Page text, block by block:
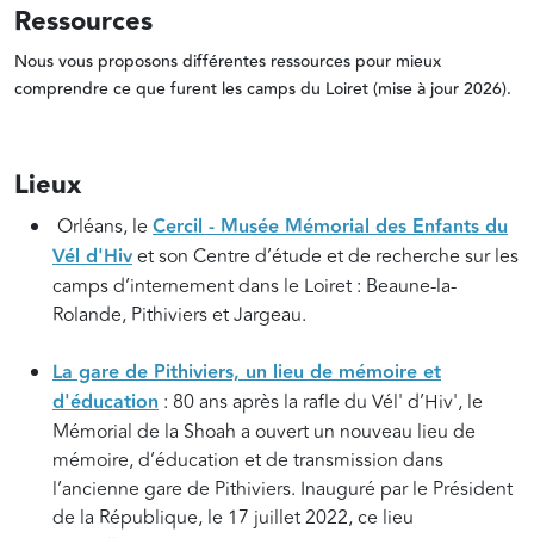
Ressources
Nous vous proposons différentes ressources pour mieux
comprendre ce que furent les camps du Loiret (mise à jour 2026).
Lieux
Orléans, le Cercil - Musée Mémorial des Enfants du
Vél d'Hivet son Centre d’étude et de recherche sur les
camps d’internement dans le Loiret : Beaune-la-
Rolande, Pithiviers et Jargeau.
La gare de Pithiviers, un lieu de mémoire et
d'éducation : 80 ans après la rafle du Vél' d’Hiv', le
Mémorial de la Shoah a ouvert un nouveau lieu de
mémoire, d’éducation et de transmission dans
l’ancienne gare de Pithiviers. Inauguré par le Président
de la République, le 17 juillet 2022, ce lieu